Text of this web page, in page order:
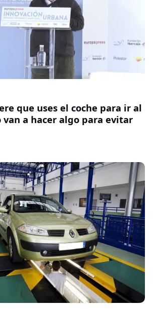
que uses el coche para ir al
a hacer algo para evitar